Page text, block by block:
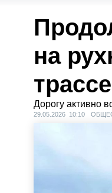
на
трассе
Дорогу активно
29.05.2026 10:10